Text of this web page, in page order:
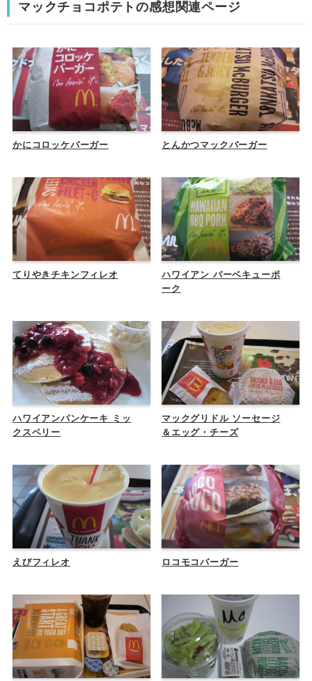
マックチョコポテトの感想関連ページ
かにコロッケバーガー とんかつマックバーガー
てりやきチキンフィレオ
ハワイアン バーベキューポ
ーク
ハワイアンパンケーキ ミッ
クスベリー
マックグリドル ソーセージ
＆エッグ・チーズ
えびフィレオ ロコモコバーガー